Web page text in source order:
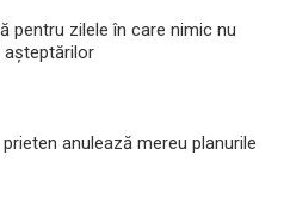
pentru zilele în care nimic nu
anulează mereu planurile